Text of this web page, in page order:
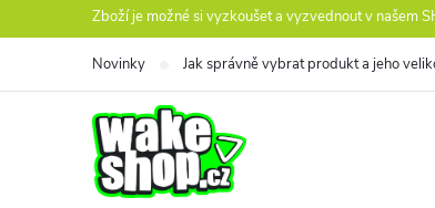
na
Zboží je možné si vyzkoušet a vyzvednout v našem
Novinky Jak správně vybrat produkt a jeho